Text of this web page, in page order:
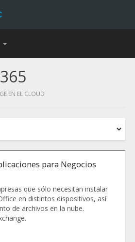
EN EL CLOUD
para Negocios
que sólo necesitan instalar
en distintos dispositivos, así
de archivos en la nube.